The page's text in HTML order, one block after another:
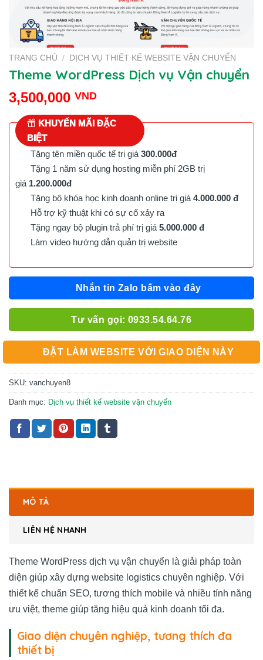
TRANG CHỦ / DỊCH VỤ THIẾT KẾ WEBSITE VẬN CHUYỂN
Theme WordPress Dịch vụ Vận chuyển
3,500,000 VND
KHUYẾN MÃI ĐẶC
BIỆT
Tặng tên miền quốc tế trị giá300.000đ
Tặng 1 năm sử dụng hosting miễn phí 2GB trị
giá 1.200.000đ
Tặng bộ khóa học kinh doanh online trị giá4.000.000 đ
Hỗ trợ kỹ thuật khi có sự cố xảy ra
Tặng ngay bộ plugin trả phí trị giá5.000.000 đ
Làm video hướng dẫn quản trị website
Nhắn tin Zalo bấm vào đây
Tư vấn gọi: 0933.54.64.76
ĐẶT LÀM WEBSITE VỚI GIAO DIỆN NÀY
SKU: vanchuyen8
Danh mục: Dịch vụ thiết kế website vận chuyển
MÔ TẢ
LIÊN HỆ NHANH
Theme WordPress dịch vụ vận chuyển là giải pháp toàn
diện giúp xây dựng website logistics chuyên nghiệp. Với
thiết kế chuẩn SEO, tương thích mobile và nhiều tính năng
ưu việt, theme giúp tăng hiệu quả kinh doanh tối đa.
Giao diện chuyên nghiệp, tương thích đa
thiết bị